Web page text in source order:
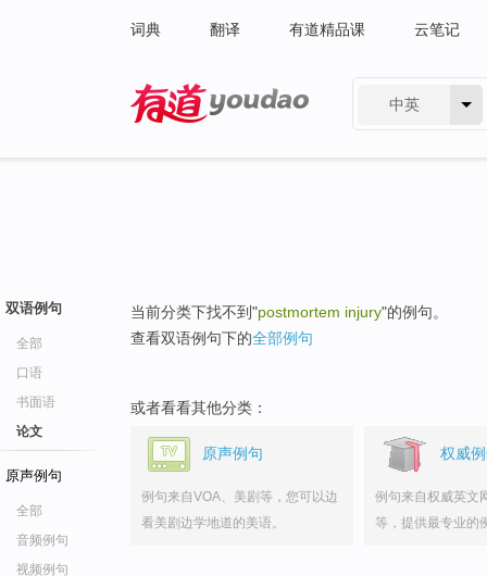
词典 翻译 有道精品课 云笔记
中英
双语例句
全部
口语
书面语
论文
原声例句
全部
音频例句
视频例句
当前分类下找不到"postmortem injury"的例句。
查看双语例句下的全部例句
或者看看其他分类：
原声例句
例句来自VOA、美剧等，您可以边
看美剧边学地道的美语。
权威
例句来自权威英文
等，提供最专业的